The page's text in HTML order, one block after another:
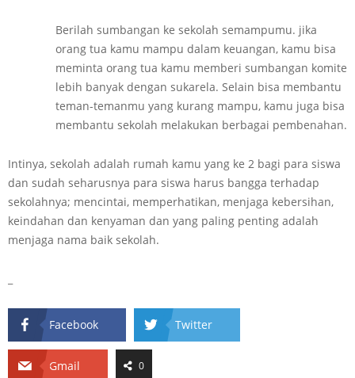
Berilah sumbangan ke sekolah semampumu. jika
orang tua kamu mampu dalam keuangan, kamu bisa
meminta orang tua kamu memberi sumbangan komite
lebih banyak dengan sukarela. Selain bisa membantu
teman-temanmu yang kurang mampu, kamu juga bisa
membantu sekolah melakukan berbagai pembenahan.
Intinya, sekolah adalah rumah kamu yang ke 2 bagi para siswa
dan sudah seharusnya para siswa harus bangga terhadap
sekolahnya; mencintai, memperhatikan, menjaga kebersihan,
keindahan dan kenyaman dan yang paling penting adalah
menjaga nama baik sekolah.
Facebook Twitter
Gmail 0